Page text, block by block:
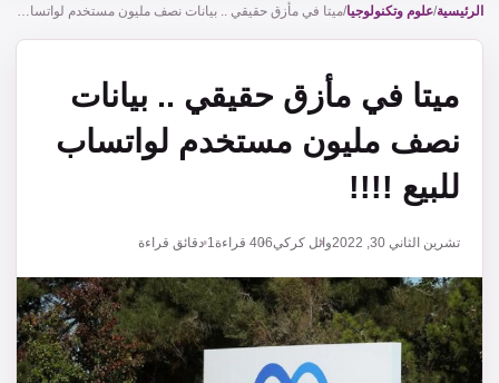
الناشر
الرئيسية/علوم وتكنولوجيا/ ميتا في مأزق حقيقي .. بيانات نصف مليون مستخدم لواتساب للبيع !!!!
ميتا في مأزق حقيقي .. بيانات
نصف مليون مستخدم لواتساب
للبيع !!!!
تشرين الثاني 30, 2022 وائل كركي406 قراءة1 دقائق قراءة